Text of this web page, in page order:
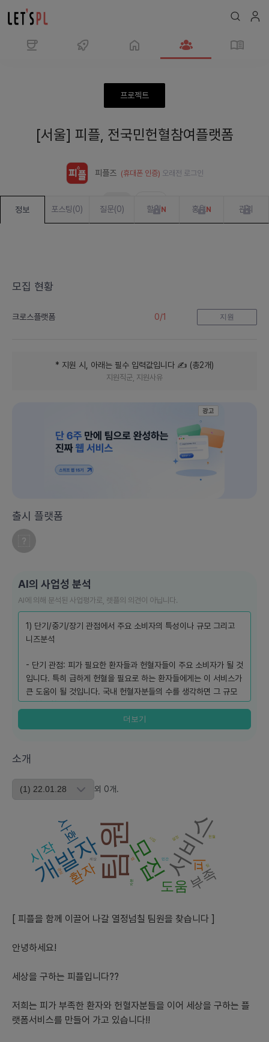
참
플
프로젝트
[서울] 피플, 전국민헌혈참여플랫폼
피플즈 (휴대폰 인증) 오래전 로그인
정보 포스팅(0) 질문(0) 할일 N 홍보N 관리
모집 현황
크로스플랫폼 0/1 지원
* 지원 시, 아래는 필수 입력값입니다 ✍️ (총2개)
지원직군, 지원사유
광고
출시 플랫폼
AI의 사업성 분석
AI에 의해 분석된 사업평가로, 렛플의 의견이 아닙니다.
1) 단기/중기/장기 관점에서 주요 소비자의 특성이나 규모 그리고
니즈분석
- 단기 관점: 피가 필요한 환자들과 헌혈자들이 주요 소비자가 될 것
입니다. 특히 급하게 헌혈을 필요로 하는 환자들에게는 이 서비스가
큰 도움이 될 것입니다. 국내 헌혈자분들의 수를 생각하면 그 규모
는 상당할 것입니다.
- 중기 관점: 서비스가 확산되면서 사회복지 기관, 병원, 판매점 등
다양한 이해관계자들이 소비자로 포함될 수 있을 것입니다. 이러한
수 있습니다.
면 사회적 기부 활동을 통해 더 큰 사회적 가치를 창출하게 될 것입
2) 현재 시장성과 향후 3년간 시장 추세와 그 이유, 그리고 예상 경
쟁업체와 서비스
- "피플"이 제시하는 사회적 이슈는 이미 많은 사람들이 주목하고
있는 문제입니다.
- 향후 3년간 이미 커뮤니티에서 헌혈자와 수혈이 필요한 사람들을
는 플랫폼이 없었던 것을 감안하면 이 서비스의 가능성은 크다고 보
- 현재 비슷한 산업내에서는 경쟁업체가 특별히 보이지 않습니다.
상)
- 안전한 헌혈자와 수혈자 매칭 시스템의 구축
- 헌혈 정보 제공 및 교육 콘텐츠 제공을 통한 소비자 교육
더보기
소개
외 0개.
팀원 서비스
모집
개발자 피
부족
환자
시작
사회
도움
열정
세상
헌혈
자분
민간
사업
팀
앱
관심
[ 피플을 함께 이끌어 나갈 열정넘칠 팀원을 찾습니다 ]
안녕하세요!
세상을 구하는 피플입니다??
저희는 피가 부족한 환자와 헌혈자분들을 이어 세상을 구하는 플
랫폼서비스를 만들어 가고 있습니다!!